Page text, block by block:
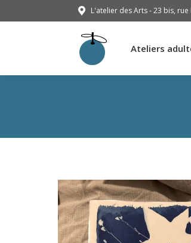
L'atelier des Arts - 23 bis,
Ateliers
Ateliers